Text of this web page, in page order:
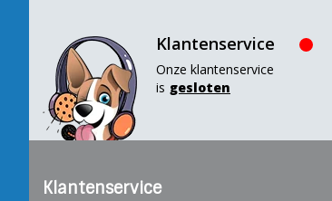
Klantenservice
Onze klantenservice
is gesloten
Klantenservice